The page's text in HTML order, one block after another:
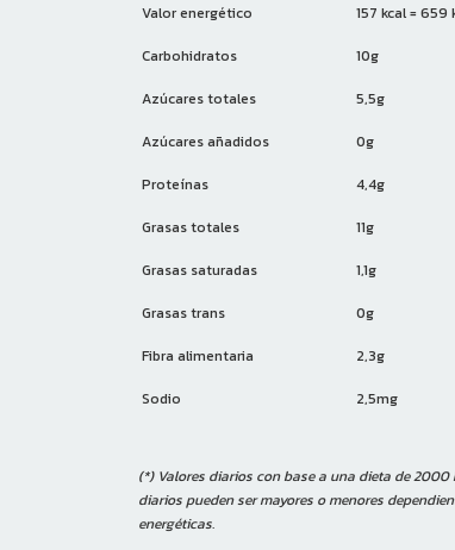
Valor energético
157 kcal = 659
Carbohidratos
10g
Azúcares totales
5,5g
Azúcares añadidos
0g
Proteínas
4,4g
Grasas totales
11g
Grasas saturadas
1,1g
Grasas trans
0g
Fibra alimentaria
2,3g
Sodio
2,5mg
(*) Valores diarios con base a una dieta de
diarios pueden ser mayores o menores
energéticas.